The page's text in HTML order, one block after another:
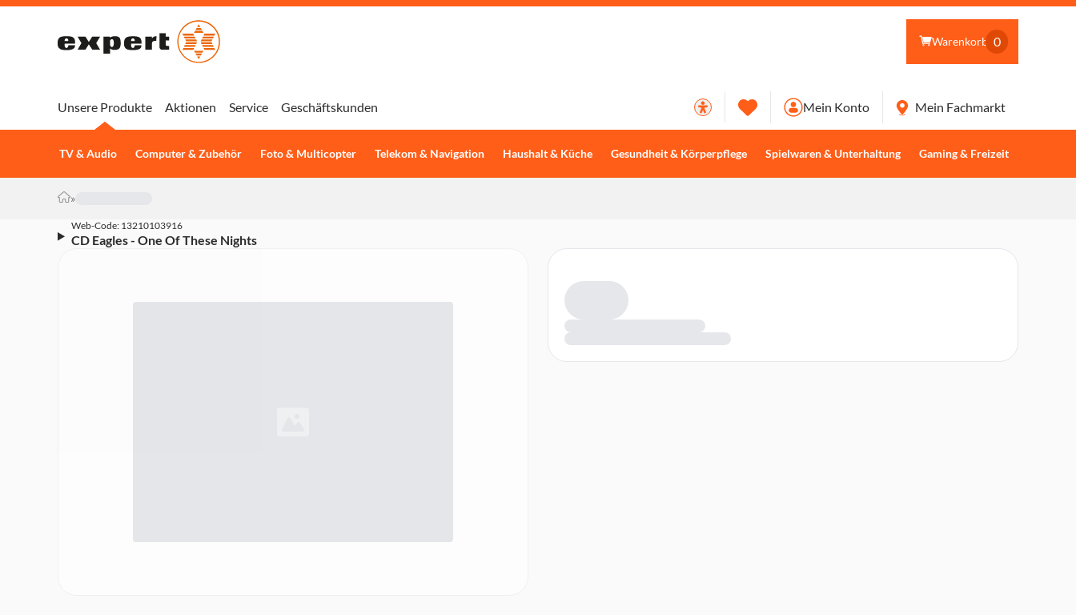
Warenkorb 0
Unsere Produkte
TV & Audio Computer & Zubehör Foto & Multicopter Telekom & Navigation Haushalt & Küche Gesundheit & Körperpflege Spielwaren & Unterhaltung Gaming & Freizeit
Aktionen Service Geschäftskunden Mein Konto Mein Fachmarkt
»
Web-Code: 13210103916
CD Eagles - One Of These Nights